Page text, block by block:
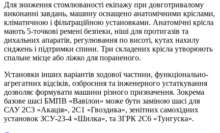
Для зниження стомлюваності екіпажу при довготривалому
виконанні завдань, машину оснащено анатомічними кріслами,
кліматичною і фільтраційною установками. Анатомічні крісла
мають 5-точкові ремені безпеки, ніші для протигазів та
дихальних апаратів, регулювання по висоті, кутах нахилу
сиджень і підтримки спини. Три складених крісла утворюють
спальне місце або ліжко для пораненого.
Установки інших варіантів ходової частини, функціонально-
агрегатних відсіків, озброєння та інженерного устаткування
дозволяє формувати машини різного призначення. Зокрема
базове шасі БМПВ «Вавілон» може бути заміною шасі для
САУ 2С3 «Акація», 2С1 «Гвоздика», зенітних самохідних
установок ЗСУ-23-4 «Шилка», та ЗГРК 2С6 «Тунгуска».